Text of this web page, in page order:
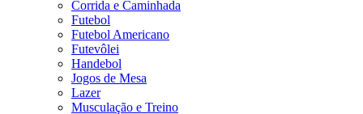
Corrida e Caminhada
Futebol
Futebol Americano
Futevôlei
Handebol
Jogos de Mesa
Lazer
Musculação e Treino